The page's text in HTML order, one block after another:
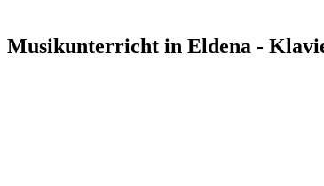
Musikunterricht in Eldena -